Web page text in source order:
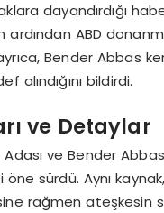
dayandırdığı
ardından ABD
Bender Abbas
alındığını bildirdi.
ve Detaylar
Adası ve Bender
sürdü. Aynı
rağmen ateşkesin